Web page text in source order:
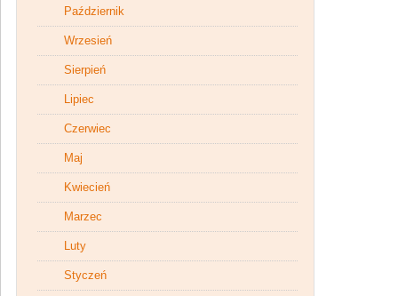
Październik
Wrzesień
Sierpień
Lipiec
Czerwiec
Maj
Kwiecień
Marzec
Luty
Styczeń